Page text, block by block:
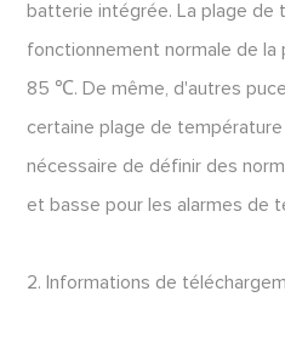
batterie intégrée. La plage de
fonctionnement normale de la
85 ℃. De même, d'autres
certaine plage de température
nécessaire de définir des
et basse pour les alarmes de
2. Informations de